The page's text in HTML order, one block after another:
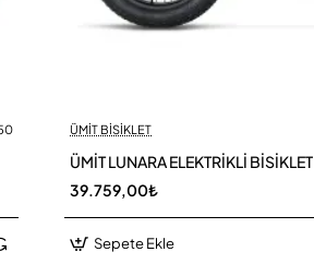
ÜMİT BİSİKLET
ÜMİT LUNARA ELEKTRİKLİ BİSİKLET
39.759,00₺
Sepete Ekle